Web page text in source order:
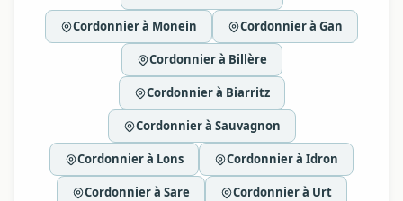
Cordonnier à Monein Cordonnier à Gan
Cordonnier à Billère
Cordonnier à Biarritz
Cordonnier à Sauvagnon
Cordonnier à Lons Cordonnier à Idron
Cordonnier à Sare Cordonnier à Urt